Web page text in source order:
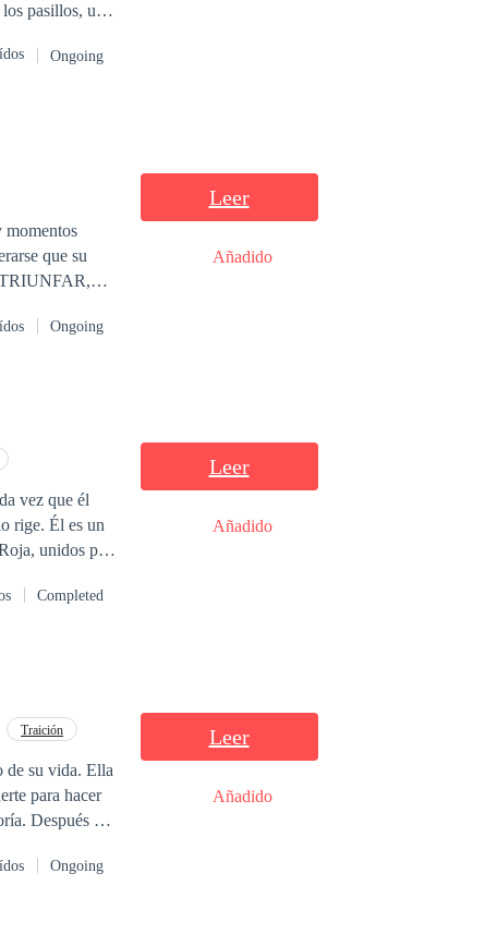
pasillos, una
frenética de
Ongoing
Ongoing
Leer
Añadido
vez que él
rige. Él es un
unidos por
desata la
Completed
Leer
Añadido
Traición
de su vida. Ella
para hacer
Después de
su vida vuelve
Ongoing
Leer
Añadido